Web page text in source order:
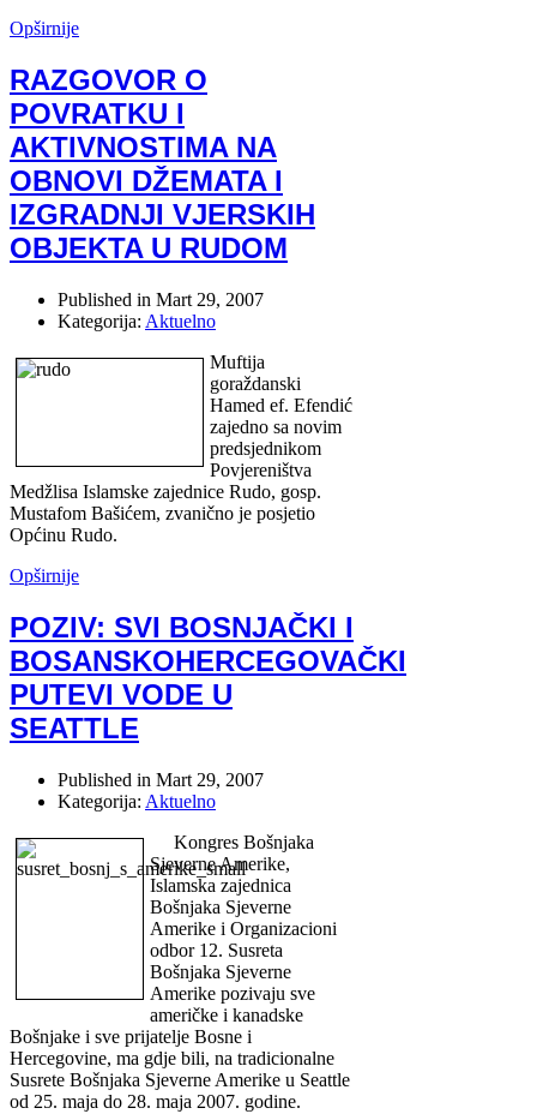
Opširnije
RAZGOVOR O
POVRATKU I
AKTIVNOSTIMA NA
OBNOVI DŽEMATA I
IZGRADNJI VJERSKIH
OBJEKTA U RUDOM
Published in Mart 29, 2007
Kategorija: Aktuelno
Muftija
goraždanski
Hamed ef. Efendić
zajedno sa novim
predsjednikom
Povjereništva
Medžlisa Islamske zajednice Rudo, gosp.
Mustafom Bašićem, zvanično je posjetio
Općinu Rudo.
Opširnije
POZIV: SVI BOSNJAČKI I
BOSANSKOHERCEGOVAČKI
PUTEVI VODE U
SEATTLE
Published in Mart 29, 2007
Kategorija: Aktuelno
Kongres Bošnjaka
Sjeverne Amerike,
Islamska zajednica
Bošnjaka Sjeverne
Amerike i Organizacioni
odbor 12. Susreta
Bošnjaka Sjeverne
Amerike pozivaju sve
američke i kanadske
Bošnjake i sve prijatelje Bosne i
Hercegovine, ma gdje bili, na tradicionalne
Susrete Bošnjaka Sjeverne Amerike u Seattle
od 25. maja do 28. maja 2007. godine.